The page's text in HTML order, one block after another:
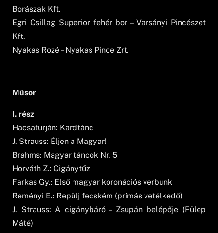
Borászak Kft.
Egri Csillag Superior fehér bor – Varsányi Pincészet
Kft.
Nyakas Rozé – Nyakas Pince Zrt.
Műsor
I. rész
Hacsaturján: Kardtánc
J. Strauss: Éljen a Magyar!
Brahms: Magyar táncok Nr. 5
Horváth Z.: Cigánytűz
Farkas Gy.: Első magyar koronációs verbunk
Reményi E.: Repülj fecském (prímás vetélkedő)
J. Strauss: A cigánybáró – Zsupán belépője (Fülep
Máté)